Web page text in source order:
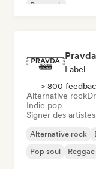
Pop rock
Label
> 800
Alternative rock
Indie pop
Signer des
Alternative rock
Pop soul
Reggae